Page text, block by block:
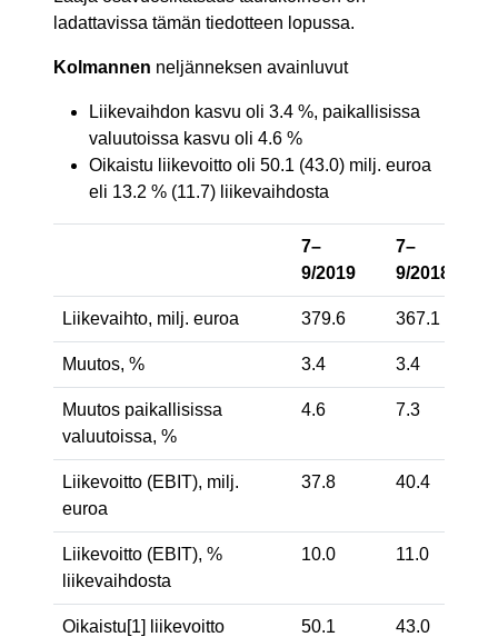
ladattavissa tämän tiedotteen lopussa.
Kolmannen neljänneksen avainluvut
Liikevaihdon kasvu oli 3.4 %, paikallisissa
valuutoissa kasvu oli 4.6 %
Oikaistu liikevoitto oli 50.1 (43.0) milj. euroa
eli 13.2 % (11.7) liikevaihdosta
7–
9/2019
7–
9/2018
Liikevaihto, milj. euroa 379.6 367.1
Muutos, % 3.4 3.4
Muutos paikallisissa
valuutoissa, %
4.6 7.3
Liikevoitto (EBIT), milj.
euroa
37.8 40.4
Liikevoitto (EBIT), %
liikevaihdosta
10.0 11.0
Oikaistu[1]
liikevoitto
50.1 43.0